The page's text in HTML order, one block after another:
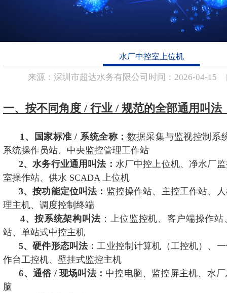
视频管理
走近超达
公司简介
超达标识
企业文化
荣誉资质
联系我们
水厂中控室上位机
来源： 深圳市超达水务有限公司 时间： 2026-04-15
一、按不同角度 / 行业 / 规范的全部通用叫法
1、国家标准 / 系统全称： 数据采集与监视控制系
系统操作员站、中央监控管理工作站
2、水务行业通用叫法： 水厂中控上位机、净水厂
室操作站、供水 SCADA 上位机
3、按功能定位叫法： 监控操作站、主控工作站、
理主机、调度控制终端
4、按系统架构叫法 ：上位监控机、客户端操作
站、单站式中控主机
5、硬件形态叫法：工业控制计算机（工控机）、
作台工控机、壁挂式监控主机
6、通俗 / 现场叫法： 中控电脑、监控屏主机、水
脑